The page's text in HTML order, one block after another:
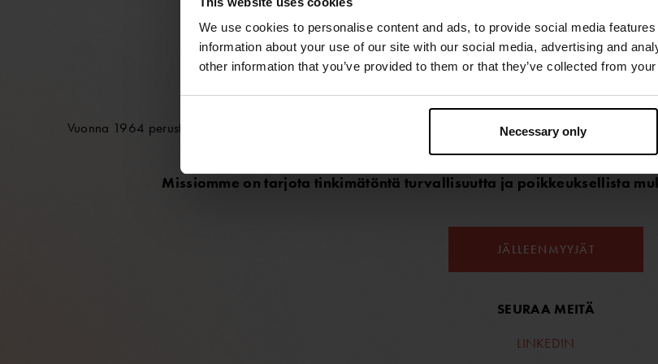
We use cookies to personalise content and ads, to provide social media
information about your use of our site with our social media, advertising and
other information that you’ve provided to them or that they’ve collected from
Necessary only
JÄLLEENMYYJÄT
SEURAA MEITÄ
LINKEDIN
TURVALLISUUTTA JA MUKAVUUTTA
Vuonna 1964 perustettu Ursuit on suomalainen uranuurtaja, joka suunnittelee ja valmistaa kuivapukuja
kaikenlaiseen vesiurheiluun ja -toimintaan – niin pinnan
Missiomme on tarjota tinkimätöntä turvallisuutta ja poikkeuksellista